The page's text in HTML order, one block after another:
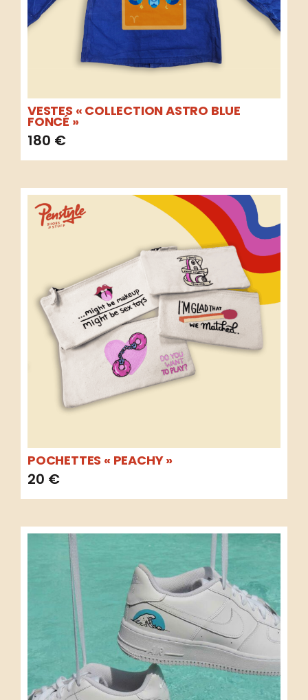
VESTES « COLLECTION ASTRO BLUE
FONCÉ »
180 €
POCHETTES « PEACHY »
20 €